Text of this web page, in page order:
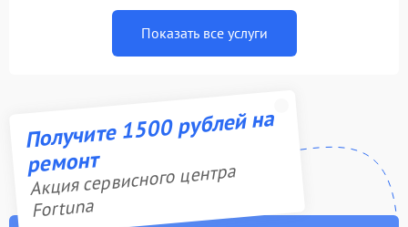
Показать все услуги
Получите 1500 рублей на
ремонт
Акция сервисного центра
Fortuna